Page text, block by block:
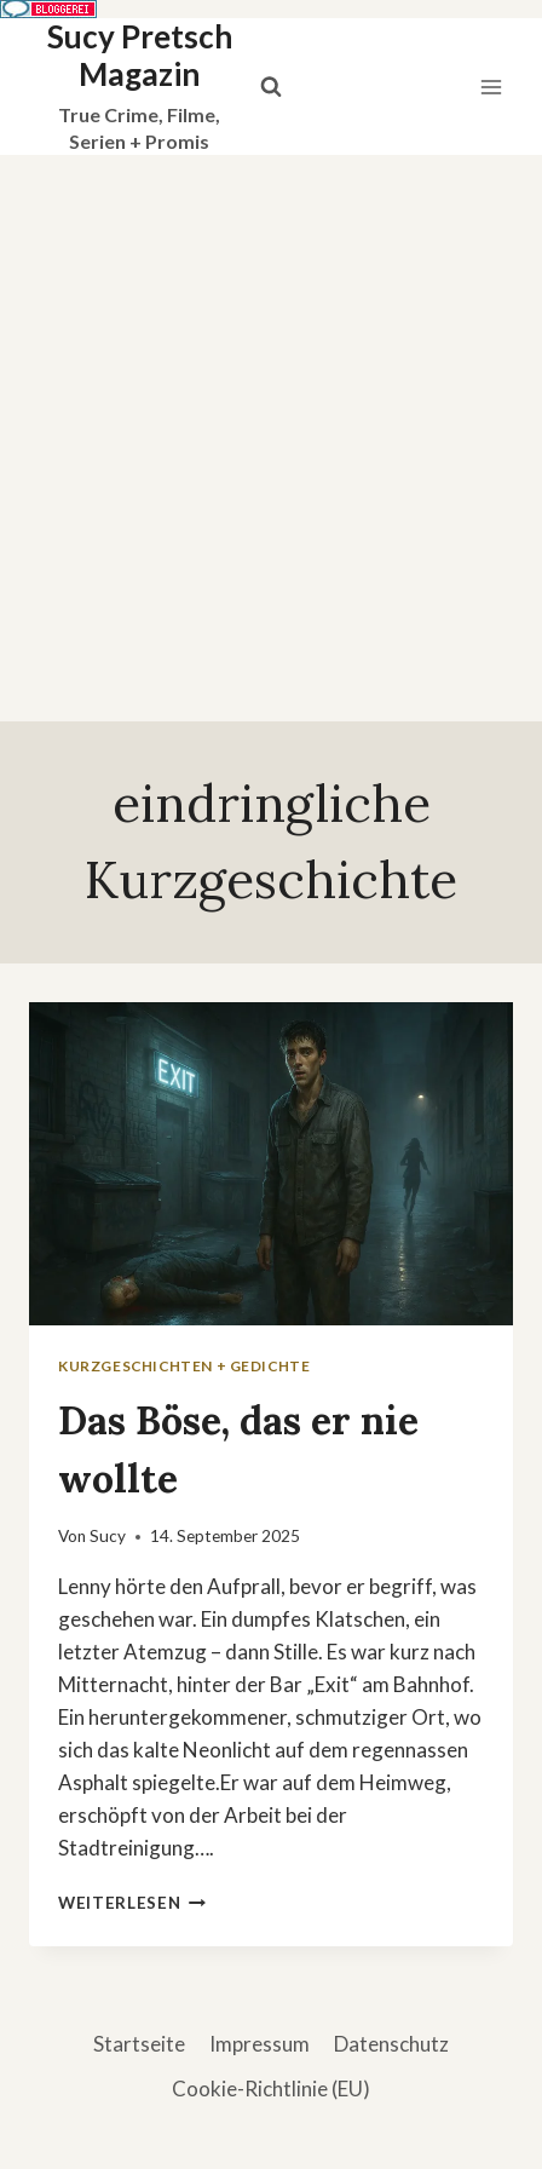
Sucy Pretsch
Magazin
True Crime, Filme,
Serien + Promis
eindringliche
Kurzgeschichte
KURZGESCHICHTEN + GEDICHTE
Das Böse, das er nie
wollte
Von Sucy 14. September 2025
Lenny hörte den Aufprall, bevor er begriff, was
geschehen war. Ein dumpfes Klatschen, ein
letzter Atemzug – dann Stille. Es war kurz nach
Mitternacht, hinter der Bar „Exit“ am Bahnhof.
Ein heruntergekommener, schmutziger Ort, wo
sich das kalte Neonlicht auf dem regennassen
Asphalt spiegelte.Er war auf dem Heimweg,
erschöpft von der Arbeit bei der
Stadtreinigung….
WEITERLESEN DAS
DAS
Startseite Impressum
Datenschutz
Cookie-Richtlinie (EU)